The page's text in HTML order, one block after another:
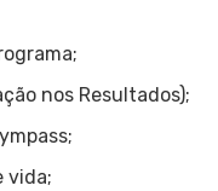
nos Resultados);
vida;